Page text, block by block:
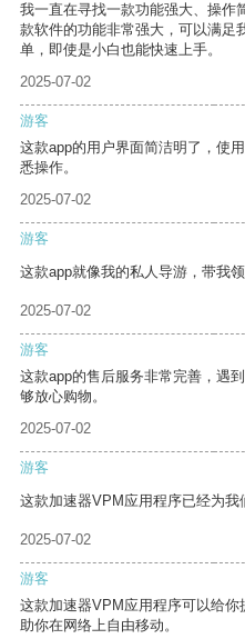
我一直在寻找一款功能强大、操作
款软件的功能非常强大，可以满足
单，即使是小白也能快速上手。
2025-07-02
游客
这款app的用户界面简洁明了，使
悉操作。
2025-07-02
游客
这款app就像我的私人导游，带我
2025-07-02
游客
这款app的售后服务非常完善，遇
够放心购物。
2025-07-02
游客
这款加速器VPM应用程序已经为我
2025-07-02
游客
这款加速器VPM应用程序可以给
助你在网络上自由移动。